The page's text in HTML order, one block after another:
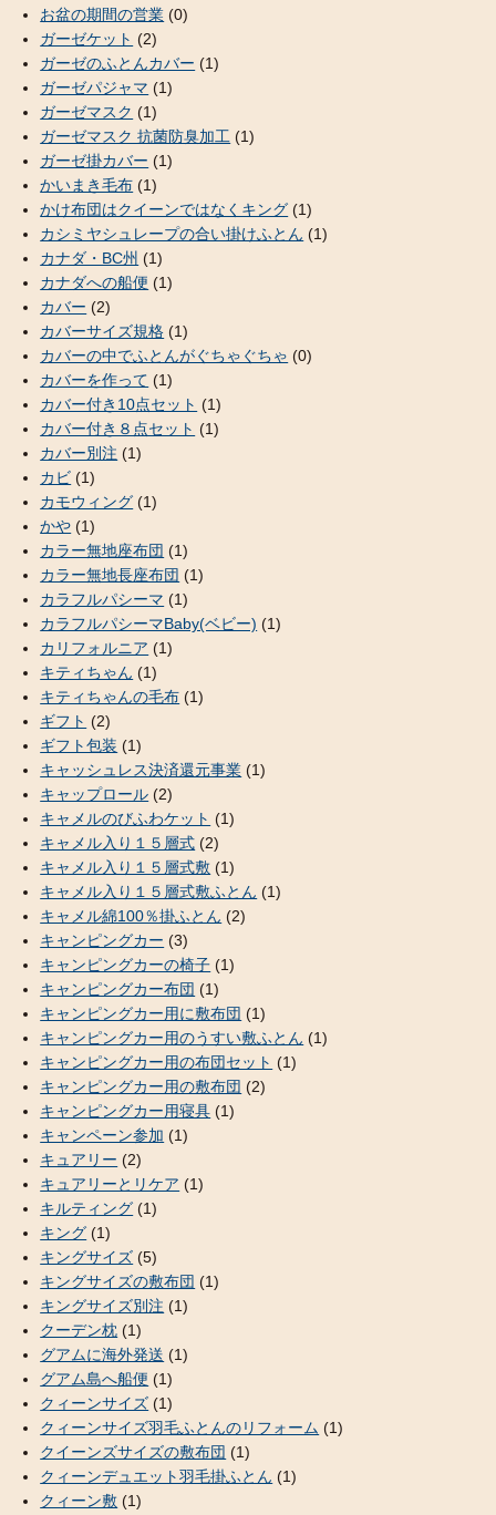
お盆の期間の営業 (0)
ガーゼケット (2)
ガーゼのふとんカバー (1)
ガーゼパジャマ (1)
ガーゼマスク (1)
ガーゼマスク 抗菌防臭加工 (1)
ガーゼ掛カバー (1)
かいまき毛布 (1)
かけ布団はクイーンではなくキング (1)
カシミヤシュレープの合い掛けふとん (1)
カナダ・BC州 (1)
カナダへの船便 (1)
カバー (2)
カバーサイズ規格 (1)
カバーの中でふとんがぐちゃぐちゃ (0)
カバーを作って (1)
カバー付き10点セット (1)
カバー付き８点セット (1)
カバー別注 (1)
カビ (1)
カモウィング (1)
かや (1)
カラー無地座布団 (1)
カラー無地長座布団 (1)
カラフルパシーマ (1)
カラフルパシーマBaby(ベビー) (1)
カリフォルニア (1)
キティちゃん (1)
キティちゃんの毛布 (1)
ギフト (2)
ギフト包装 (1)
キャッシュレス決済還元事業 (1)
キャップロール (2)
キャメルのびふわケット (1)
キャメル入り１５層式 (2)
キャメル入り１５層式敷 (1)
キャメル入り１５層式敷ふとん (1)
キャメル綿100％掛ふとん (2)
キャンピングカー (3)
キャンピングカーの椅子 (1)
キャンピングカー布団 (1)
キャンピングカー用に敷布団 (1)
キャンピングカー用のうすい敷ふとん (1)
キャンピングカー用の布団セット (1)
キャンピングカー用の敷布団 (2)
キャンピングカー用寝具 (1)
キャンペーン参加 (1)
キュアリー (2)
キュアリーとリケア (1)
キルティング (1)
キング (1)
キングサイズ (5)
キングサイズの敷布団 (1)
キングサイズ別注 (1)
クーデン枕 (1)
グアムに海外発送 (1)
グアム島へ船便 (1)
クィーンサイズ (1)
クィーンサイズ羽毛ふとんのリフォーム (1)
クイーンズサイズの敷布団 (1)
クィーンデュエット羽毛掛ふとん (1)
クィーン敷 (1)